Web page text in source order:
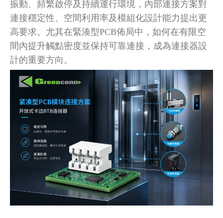
振動、頻繁啟停及持續運行環境，內部連接方案對
連接穩定性、空間利用率及模組化設計能力提出更
高要求。尤其在緊湊型PCB佈局中，如何在有限空
間內提升觸點密度並保持可靠連接，成為連接器設
計的重要方向。